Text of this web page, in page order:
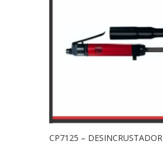
CP7125 – DESINCRUSTADOR